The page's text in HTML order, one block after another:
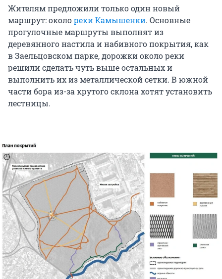
Жителям предложили только один новый
маршрут: околореки Камышенки. Основные
прогулочные маршруты выполнят из
деревянного настила и набивного покрытия, как
в Заельцовском парке, дорожки около реки
решили сделать чуть выше остальных и
выполнить их из металлической сетки. В южной
части бора из-за крутого склона хотят установить
лестницы.